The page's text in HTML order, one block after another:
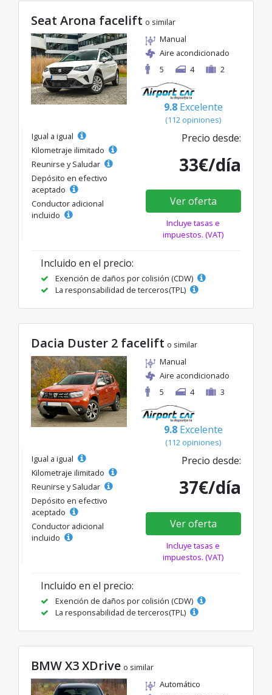
elegir el modelo ideal de la categoría
seleccionada, con tarifas excelentes desde solo
23€/día.
Seat Arona facelift o similar
Manual
Aire acondicionado
5
4 2
9.8 Excelente
(112 opiniones)
Igual a igual
Kilometraje ilimitado
Reunirse y Saludar
Depósito en efectivo
aceptado
Conductor adicional
incluido
Precio desde:
33€/día
Ver oferta
Incluye tasas e
impuestos. (VAT)
Incluido en el precio:
Exención de daños por colisión (CDW)
La responsabilidad de terceros(TPL)
Dacia Duster 2 facelift o similar
Manual
Aire acondicionado
5
4 3
9.8 Excelente
(112 opiniones)
Igual a igual
Kilometraje ilimitado
Reunirse y Saludar
Depósito en efectivo
aceptado
Conductor adicional
incluido
Precio desde:
37€/día
Ver oferta
Incluye tasas e
impuestos. (VAT)
Incluido en el precio:
Exención de daños por colisión (CDW)
La responsabilidad de terceros(TPL)
BMW X3 XDrive o similar
Automático